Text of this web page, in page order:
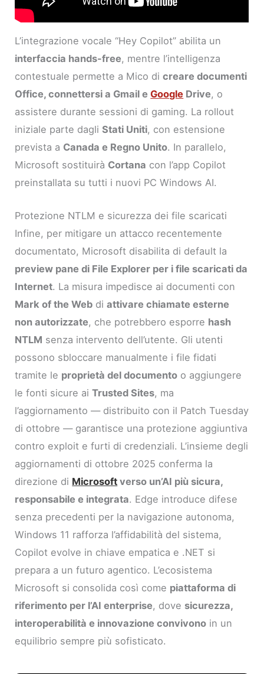
L’integrazione vocale “Hey Copilot” abilita un
interfaccia hands-free, mentre l’intelligenza
contestuale permette a Mico dicreare documenti
Office, connettersi a Gmail eGoogle Drive, o
assistere durante sessioni di gaming. La rollout
iniziale parte dagliStati Uniti, con estensione
prevista a Canada e Regno Unito. In parallelo,
Microsoft sostituirà Cortana con l’app Copilot
preinstallata su tutti i nuovi PC Windows AI.
Protezione NTLM e sicurezza dei file scaricati
Infine, per mitigare un attacco recentemente
documentato, Microsoft disabilita di default la
preview pane di File Explorer per i file scaricati da
Internet. La misura impedisce ai documenti con
Mark of the Web diattivare chiamate esterne
non autorizzate, che potrebbero esporre hash
NTLM senza intervento dell’utente. Gli utenti
possono sbloccare manualmente i file fidati
tramite le proprietà del documento o aggiungere
le fonti sicure aiTrusted Sites, ma
l’aggiornamento — distribuito con il Patch Tuesday
di ottobre — garantisce una protezione aggiuntiva
contro exploit e furti di credenziali. L’insieme degli
aggiornamenti di ottobre 2025 conferma la
direzione di Microsoft verso un’AI più sicura,
responsabile e integrata. Edge introduce difese
senza precedenti per la navigazione autonoma,
Windows 11 rafforza l’affidabilità del sistema,
Copilot evolve in chiave empatica e .NET si
prepara a un futuro agentico. L’ecosistema
Microsoft si consolida così come piattaforma di
riferimento per l’AI enterprise, dove sicurezza,
interoperabilità e innovazione convivono in un
equilibrio sempre più sofisticato.